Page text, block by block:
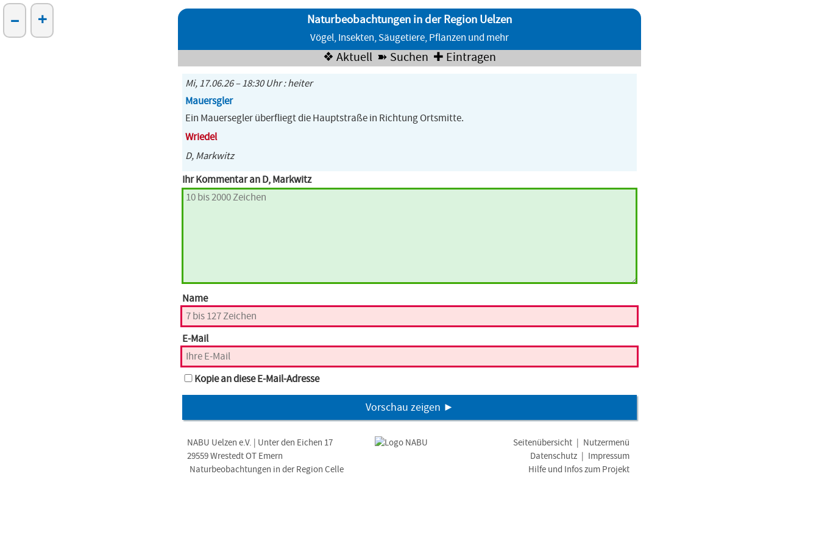
Naturbeobachtungen in der Region Uelzen
Vögel, Insekten, Säugetiere, Pflanzen und mehr
❖ Aktuell ➽ Suchen ✚ Eintragen
Mi, 17.06.26 – 18:30 Uhr : heiter
Mauersgler
Ein Mauersegler überfliegt die Hauptstraße in Richtung Ortsmitte.
Wriedel
D, Markwitz
Ihr Kommentar an D, Markwitz
Name
E-Mail
Kopie an diese E-Mail-Adresse
Vorschau zeigen ►
NABU Uelzen e.V. | Unter den Eichen 17
29559 Wrestedt OT Emern
Naturbeobachtungen in der Region Celle
Seitenübersicht
Nutzermenü
Datenschutz
Impressum
Hilfe und Infos zum Projekt
– +